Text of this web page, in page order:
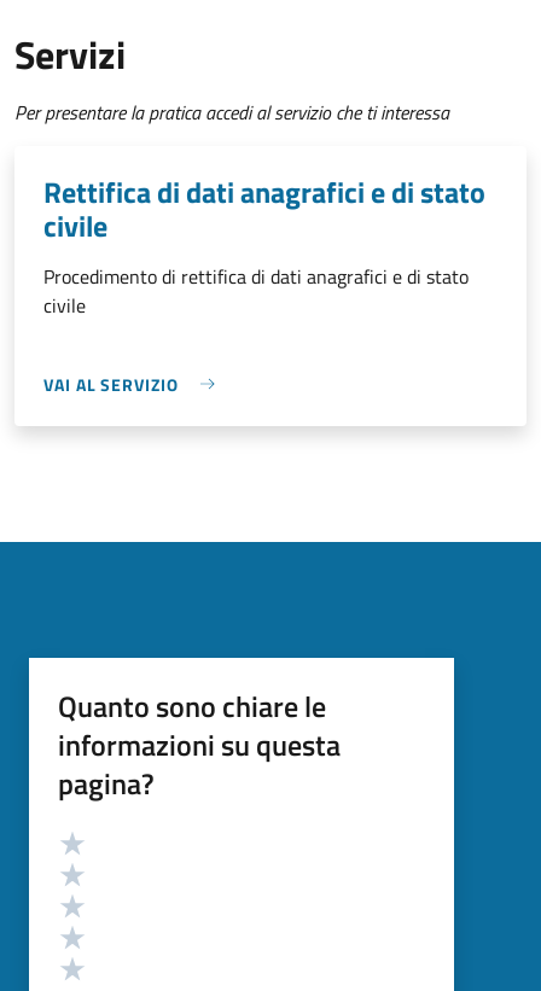
Servizi
Per presentare la pratica accedi al servizio che ti interessa
Rettifica di dati anagrafici e di stato
civile
Procedimento di rettifica di dati anagrafici e di stato
civile
VAI AL SERVIZIO
Quanto sono chiare le
informazioni su questa
pagina?
Valutazione